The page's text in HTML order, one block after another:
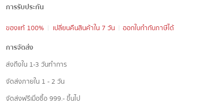
การรับประกัน
ของแท้ 100%
เปลี่ยนคืนสินค้าใน 7 วัน
ออกใบกำกับภาษีได้
การจัดส่ง
ส่งถึงใน 1-3 วันทำการ
จัดส่งภายใน 1 - 2 วัน
จัดส่งฟรีเมื่อซื้อ 999.- ขึ้นไป